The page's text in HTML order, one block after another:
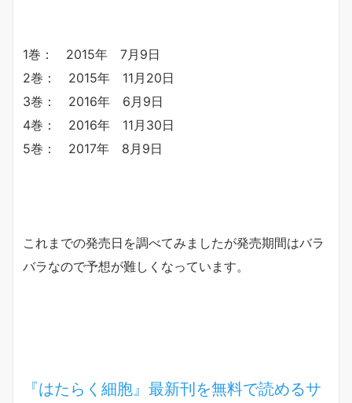
1巻： 2015年 7月9日
2巻： 2015年 11月20日
3巻： 2016年 6月9日
4巻： 2016年 11月30日
5巻： 2017年 8月9日
これまでの発売日を調べてみましたが発売期間はバラ
バラなので予想が難しくなっています。
『はたらく細胞』最新刊を無料で読めるサ